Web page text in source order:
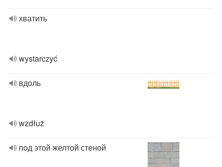
хватить
wystarczyć
вдоль
wzdłuż
под этой желтой стеной